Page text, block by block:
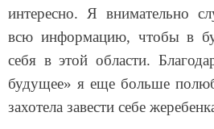
интересно. Я внимательно
всю информацию, чтобы в
себя в этой области.
будущее» я еще больше
захотела завести себе